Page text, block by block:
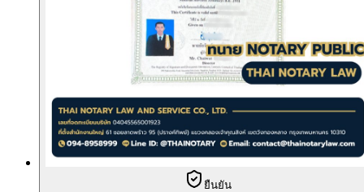
ยืนยัน